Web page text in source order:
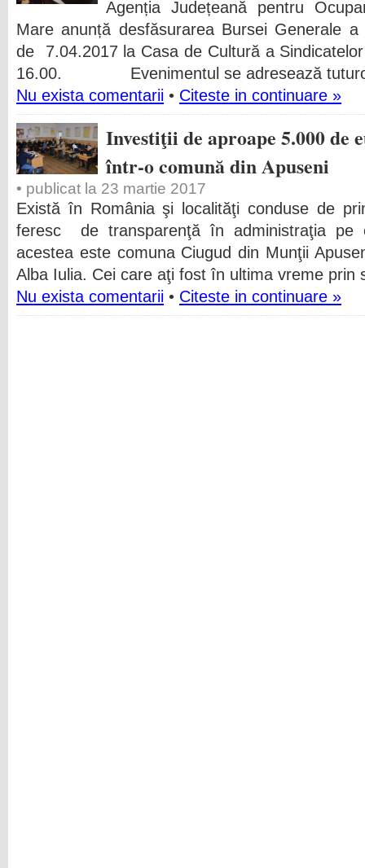
Agenția Județeană pentru
Mare anunță desfăsurarea Bursei Generale
de 7.04.2017 la Casa de Cultură a
16.00. Evenimentul se adresează tuturor
Nu exista comentarii • Citeste in continuare »
Investiţii de aproape 5.000 de
într-o comună din Apuseni
• publicat la 23 martie 2017
Există în România şi localităţi conduse de
feresc de transparenţă în administraţia pe
acestea este comuna Ciugud din Munţii
Alba Iulia. Cei care aţi fost în ultima vreme prin
Nu exista comentarii • Citeste in continuare »